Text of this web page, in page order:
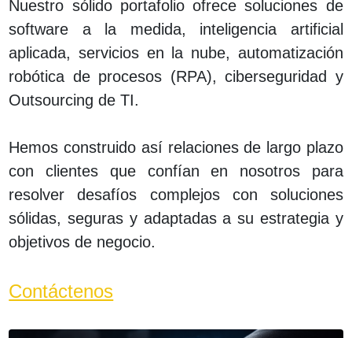
Nuestro sólido portafolio ofrece soluciones de
software a la medida, inteligencia artificial
aplicada, servicios en la nube, automatización
robótica de procesos (RPA), ciberseguridad y
Outsourcing de TI.
Hemos construido así relaciones de largo plazo
con clientes que confían en nosotros para
resolver desafíos complejos con soluciones
sólidas, seguras y adaptadas a su estrategia y
objetivos de negocio.
Contáctenos